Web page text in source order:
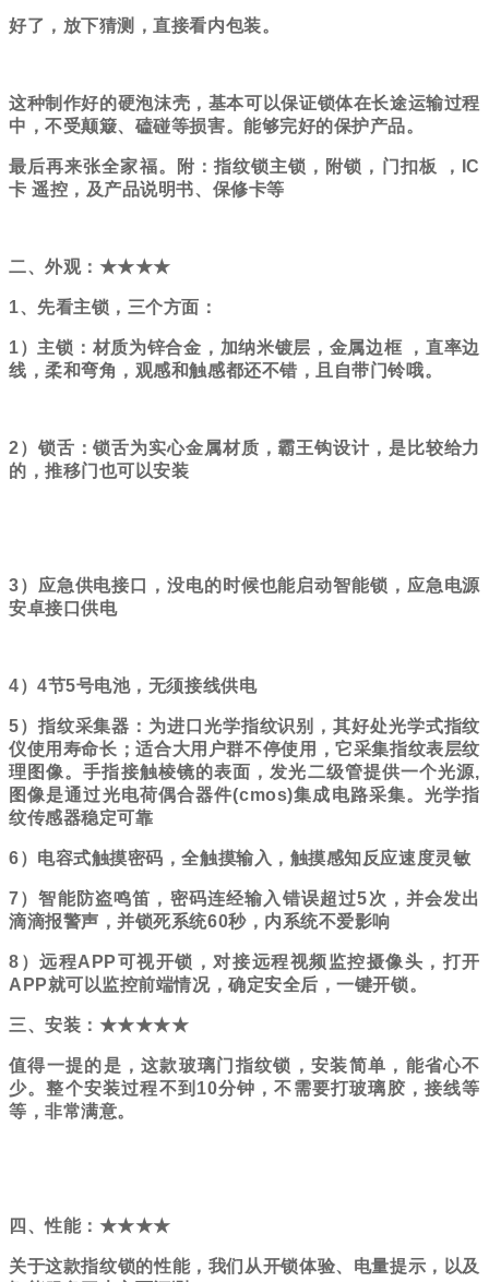
好了，放下猜测，直接看内包装。
这种制作好的硬泡沫壳，基本可以保证锁体在长途运输过程
中，不受颠簸、磕碰等损害。能够完好的保护产品。
最后再来张全家福。附： 指纹锁主锁，附锁，门扣板 ，
IC
卡 遥控，及产品说明书、保修卡等
二、外观： ★★★★
1、先看主锁，三个方面：
1）主锁：材质为锌合金，加纳米镀层， 金属边框
，直率边
线，柔和弯角， 观感和触感都还不错，且自带门铃哦。
2）锁舌：锁舌为实心金属材质，霸王钩设计，是比较给力
的，推移门也可以安装
3）应急供电接口，没电的时候也能启动智能锁，应急电源
安卓接口供电
4）4节5号电池，无须接线供电
5）指纹采集器：为进口光学指纹识别，其好处光学式指纹
仪使用寿命长；适合大用户群不停使用，它采集指纹表层纹
理图像。手指接触棱镜的表面，发光二级管提供一个光源,
图像是通过光电荷偶合器件(cmos)集成电路采集。光学指
纹传感器稳定可靠
6）电容式触摸密码，全触摸输入，触摸感知反应速度灵敏
7）智能防盗鸣笛，密码连经输入错误超过5次，并会发出
滴滴报警声，并锁死系统60秒，内系统不爱影响
8）远程APP可视开锁，对接远程视频监控摄像头，打开
APP就可以监控前端情况，确定安全后，一键开锁。
三、安装： ★★★★★
值得一提的是，这款玻璃门指纹锁，安装简单， 能省心不
少。整个安装过程不到 10分钟，不需要打玻璃胶，接线等
等，非常满意。
四、性能： ★★★★
关于这款指纹锁的性能，我们从开锁体验、电量提示，以及